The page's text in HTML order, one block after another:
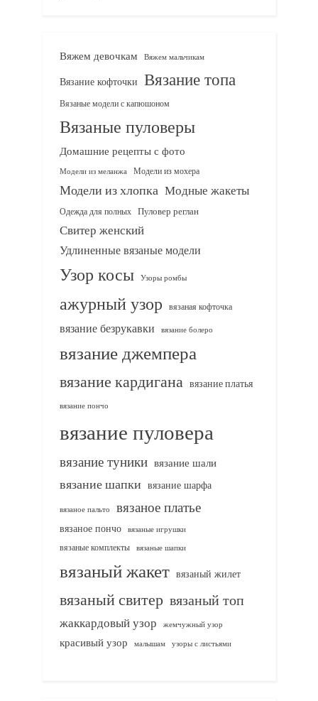
Вяжем девочкам Вяжем мальчикам
Вязание кофточки Вязание топа
Вязаные модели с капюшоном
Вязаные пуловеры
Домашние рецепты с фото
Модели из меланжа Модели из мохера
Модели из хлопка Модные жакеты
Одежда для полных Пуловер реглан
Свитер женский
Удлиненные вязаные модели
Узор косы Узоры ромбы
ажурный узор вязаная кофточка
вязание безрукавки вязание болеро
вязание джемпера
вязание кардигана вязание платья
вязание пончо
вязание пуловера
вязание туники вязание шали
вязание шапки вязание шарфа
вязаное пальто вязаное платье
вязаное пончо вязаные игрушки
вязаные комплекты
вязаные шапки
вязаный жакет вязаный жилет
вязаный свитер вязаный топ
жаккардовый узор жемчужный узор
красивый узор малышам узоры с листьями